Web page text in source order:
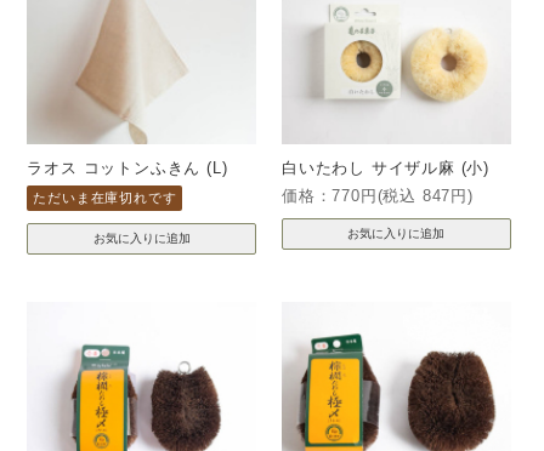
ラオス コットンふきん (L)
ただいま在庫切れです
白いたわし サイザル麻 (小)
価格：770円(税込 847円)